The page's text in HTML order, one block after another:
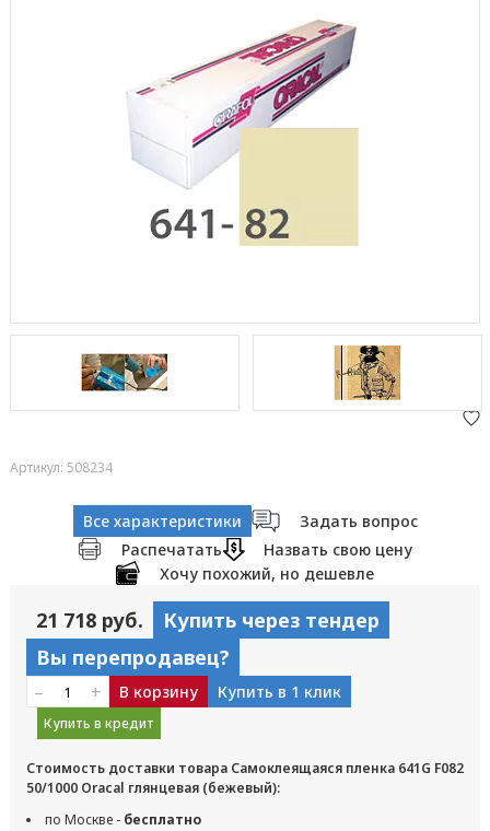
Артикул: 508234
Все характеристики
Задать вопрос
Распечатать
Назвать свою цену
Хочу похожий, но дешевле
21 718 руб.
Купить через тендер
Вы перепродавец?
– + В корзину Купить в 1 клик
Купить в кредит
Стоимость доставки товара Самоклеящаяся пленка 641G F082
50/1000 Oracal глянцевая (бежевый):
по Москве - бесплатно